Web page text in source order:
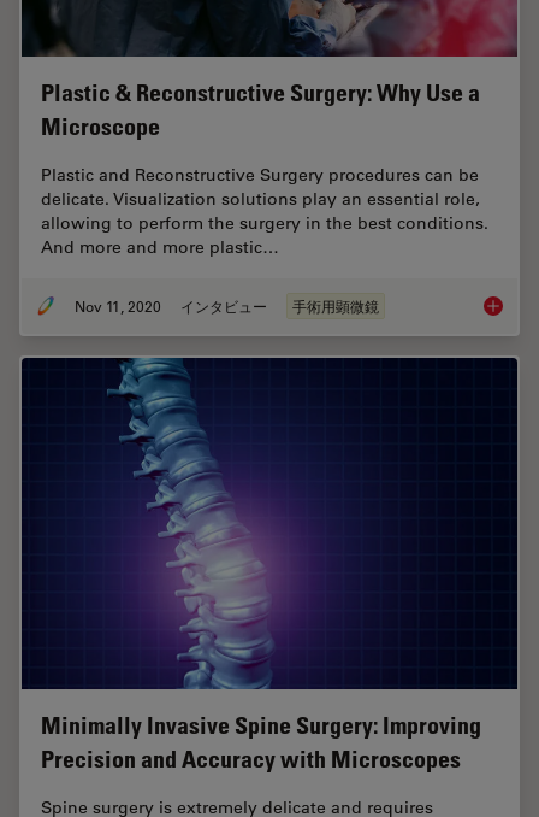
Plastic & Reconstructive Surgery: Why Use a
Microscope
Plastic and Reconstructive Surgery procedures can be
delicate. Visualization solutions play an essential role,
allowing to perform the surgery in the best conditions.
And more and more plastic…
Nov 11, 2020 インタビュー 手術用顕微鏡 Plastic
Minimally Invasive Spine Surgery: Improving
Precision and Accuracy with Microscopes
Spine surgery is extremely delicate and requires